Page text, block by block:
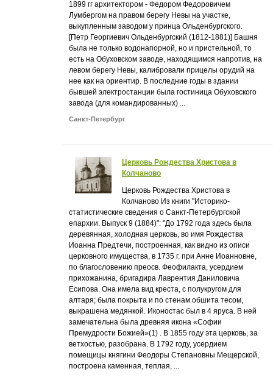
1899 гг архитектором - Федором Федоровичем
Лумбергом на правом берегу Невы на участке,
выкупленным заводом у принца Ольденбургского.
[Петр Георгиевич Ольденбургский (1812-1881)] Башня
была не только водонапорной, но и пристельной, то
есть на Обуховском заводе, находящимся напротив, на
левом берегу Невы, калибровали прицелы орудий на
нее как на ориентир. В последние годы в здании
бывшей электростанции была гостиница Обуховского
завода (для командированных) ...
Санкт-Петербург
Церковь Рождества Христова в
Колчаново
Церковь Рождества Христова в
Колчаново Из книги "Историко-
статистические сведения о Санкт-Петербургской
епархии. Выпуск 9 (1884)": "До 1792 года здесь была
деревянная, холодная церковь, во имя Рождества
Иоанна Предтечи, построенная, как видно из описи
церковного имущества, в 1735 г. при Анне Иоанновне,
по благословению преосв. Феофилакта, усердием
прихожанина, бригадира Лаврентия Даниловича
Есипова. Она имела вид креста, с полукругом для
алтаря; была покрыта и по стенам обшита тесом,
выкрашена медянкой. Иконостас был в 4 яруса. В ней
замечательна была древняя икона «Софии
Премудрости Божией»(1) . В 1855 году эта церковь, за
ветхостью, разобрана. В 1792 году, усердием
помещицы княгини Феодоры Степановны Мещерской,
построена каменная, теплая, ...